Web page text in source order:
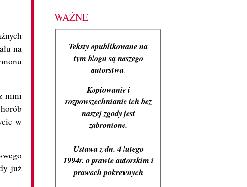
na
nimi
w
już
WAŻNE
Teksty opublikowane na
tym blogu są naszego
autorstwa.
Kopiowanie i
rozpowszechnianie ich bez
naszej zgody jest
zabronione.
Ustawa z dn. 4 lutego
1994r. o prawie autorskim i
prawach pokrewnych